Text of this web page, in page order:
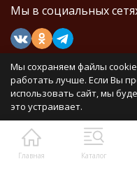
Главная Каталог
Мы в социальных
Мы на маркетплейсах
Каталог товаров
Мы сохраняем файлы
работать лучше. Если Вы
использовать сайт, мы
это устраивает.